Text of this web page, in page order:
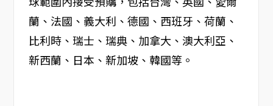
蘭、法國、義大利、德國、西班牙、荷蘭、
比利時、瑞士、瑞典、加拿大、澳大利亞、
新西蘭、日本、新加坡、韓國等。